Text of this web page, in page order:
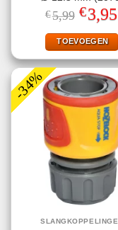
€5,99 prijs
was:
€5,99.
€3,95
TOEVOEGEN
-34%